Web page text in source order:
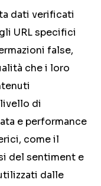
dati verificati
URL specifici
false,
che i loro
di
e performance
come il
del sentiment e
dalle